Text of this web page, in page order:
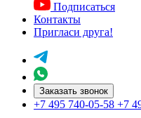
Подписаться
Контакты
Пригласи друга!
Заказать звонок
+7 495 740-05-58 +7